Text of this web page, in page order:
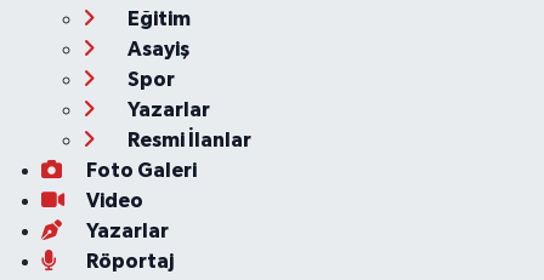
Eğitim
Asayiş
Spor
Yazarlar
Resmi İlanlar
Foto Galeri
Video
Yazarlar
Röportaj